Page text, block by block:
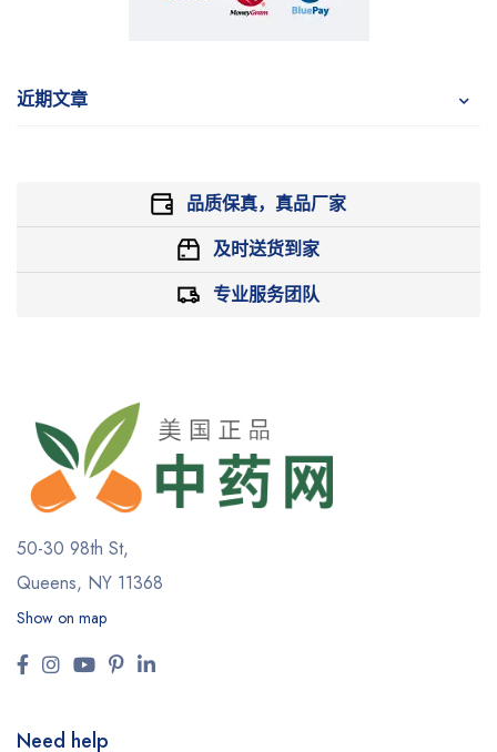
近期文章
品质保真，真品厂家
及时送货到家
专业服务团队
50-30 98th St,
Queens, NY 11368
Show on map
Need help